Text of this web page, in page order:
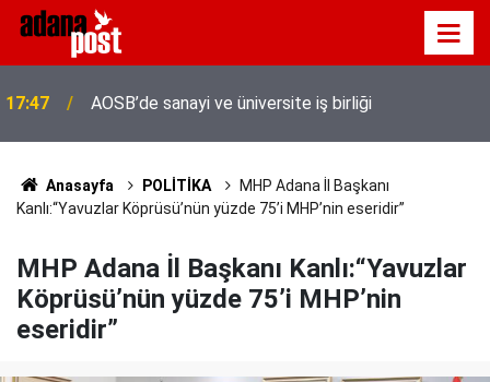
17:41
tepki gösterdi
Anasayfa POLİTİKA
MHP Adana İl Başkanı
Kanlı:“Yavuzlar Köprüsü’nün yüzde 75’i MHP’nin eseridir”
MHP Adana İl Başkanı Kanlı:“Yavuzlar
Köprüsü’nün yüzde 75’i MHP’nin
eseridir”